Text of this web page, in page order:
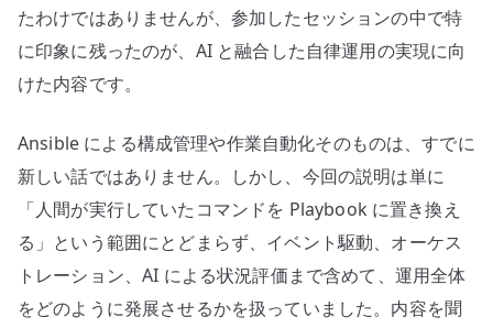
は、
判
を
由
化
す
る
こ
と
たわけではありませんが、参加したセッションの中で特
に印象に残ったのが、AI と融合した自律運用の実現に向
けた内容です。
Ansible による構成管理や作業自動化そのものは、すでに
新しい話ではありません。しかし、今回の説明は単に
「人間が実行していたコマンドを Playbook に置き換え
る」という範囲にとどまらず、イベント駆動、オーケス
トレーション、AI による状況評価まで含めて、運用全体
をどのように発展させるかを扱っていました。内容を聞